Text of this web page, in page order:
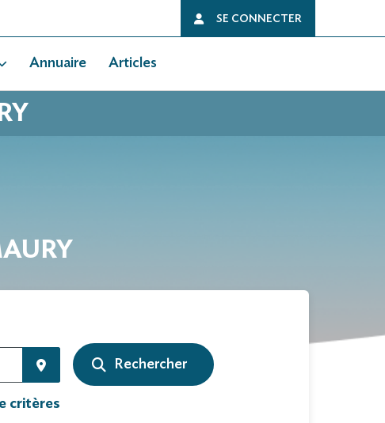
SE CONNECTER
Annuaire Articles
critères